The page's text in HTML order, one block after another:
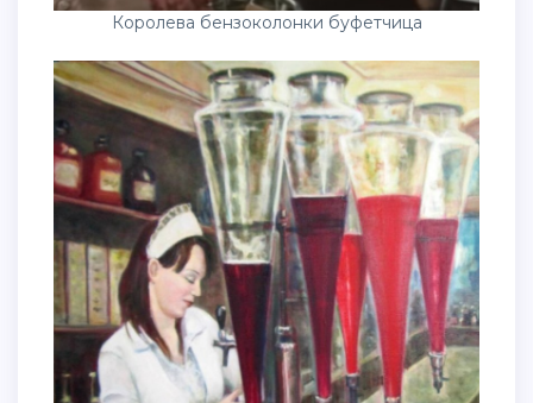
Королева бензоколонки буфетчица